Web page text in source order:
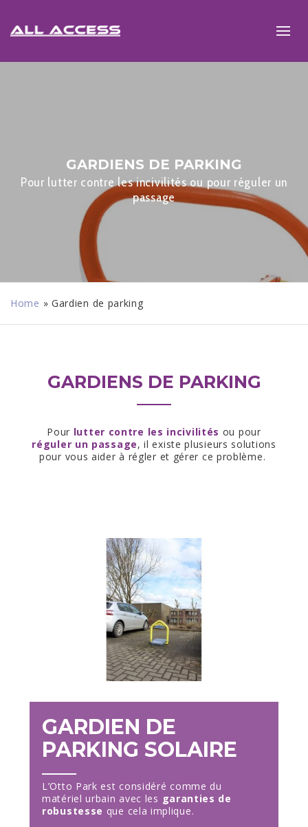
GARDIENS DE PARKING
Pour lutter contre les incivilités ou pour réguler un
passage
Home » Gardien de parking
GARDIENS DE PARKING
Pour lutter contre les incivilités ou pour
réguler un passage, il existe plusieurs solutions
pour vous aider à régler et gérer ce problème.
GARDIEN DE
PARKING SOLAIRE
L’Otto Park est considéré comme du
matériel urbain avec les garanties de
robustesse que cela implique.